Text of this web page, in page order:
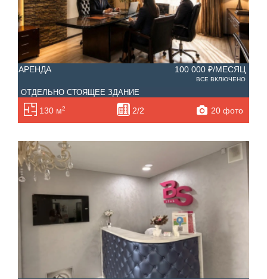
АРЕНДА 100 000 ₽/МЕСЯЦ
ВСЕ ВКЛЮЧЕНО
ОТДЕЛЬНО СТОЯЩЕЕ ЗДАНИЕ
130 м2 2/2 20 фото